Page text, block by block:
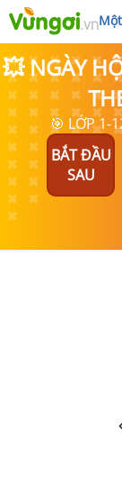
💥 NGÀY
🎯 LỚP 1-
BẮT ĐẦU
SAU